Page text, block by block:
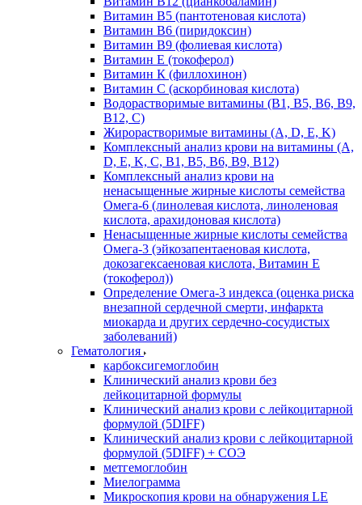
Витамин В5 (пантотеновая кислота)
Витамин В6 (пиридоксин)
Витамин В9 (фолиевая кислота)
Витамин Е (токоферол)
Витамин К (филлохинон)
Витамин С (аскорбиновая кислота)
Водорастворимые витамины (B1, B5, B6, В9,
В12, С)
Жирорастворимые витамины (A, D, E, K)
Комплексный анализ крови на витамины (A,
D, E, K, C, B1, B5, B6, В9, B12)
Комплексный анализ крови на
ненасыщенные жирные кислоты семейства
Омега-6 (линолевая кислота, линоленовая
кислота, арахидоновая кислота)
Ненасыщенные жирные кислоты семейства
Омега-3 (эйкозапентаеновая кислота,
докозагексаеновая кислота, Витамин E
(токоферол))
Определение Омега-3 индекса (оценка риска
внезапной сердечной смерти, инфаркта
миокарда и других сердечно-сосудистых
заболеваний)
Гематология
карбоксигемоглобин
Клинический анализ крови без
лейкоцитарной формулы
Клинический анализ крови с лейкоцитарной
формулой (5DIFF)
Клинический анализ крови с лейкоцитарной
формулой (5DIFF) + СОЭ
метгемоглобин
Миелограмма
Микроскопия крови на обнаружения LE